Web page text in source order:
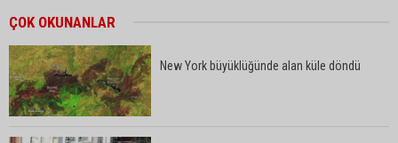
ÇOK OKUNANLAR
New York büyüklüğünde alan küle döndü